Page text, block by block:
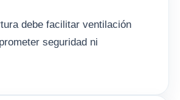
debe facilitar ventilación
seguridad ni